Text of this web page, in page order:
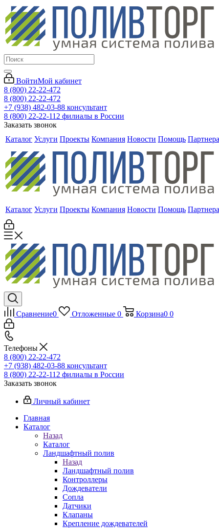
ВойтиМой кабинет
8 (800) 22-22-472
8 (800) 22-22-472
+7 (938) 482-03-88 консультант
8 (800) 22-22-112 филиалы в России
Заказать звонок
Каталог Услуги Проекты Компания Новости Помощь
Каталог Услуги Проекты Компания Новости Помощь
Сравнение0 Отложенные 0 Корзина0 0
Телефоны
8 (800) 22-22-472
+7 (938) 482-03-88 консультант
8 (800) 22-22-112 филиалы в России
Заказать звонок
Личный кабинет
Главная
Каталог
Назад
Каталог
Ландшафтный полив
Назад
Ландшафтный полив
Контроллеры
Дождеватели
Сопла
Датчики
Клапаны
Крепление дождевателей